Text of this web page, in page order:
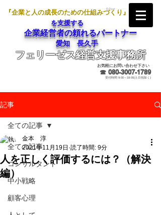
『企業と人の成長のための仕組みづくり』
を支援する
企業経営者の頼れるパートナー
愛知 長久手
フェリーゼス経営支援事務所
お気軽にお問い合わせ下さい
☎ 080-3007-1789
受付時間 9:00～18:00(土日祝除く)
記事
全ての記事
コンサルタント
中小戦略
顧客心理
全ての記事
人を正しく評価するには？（解決
編）
金本 淳
2021年11月19日 読了時間: 9分